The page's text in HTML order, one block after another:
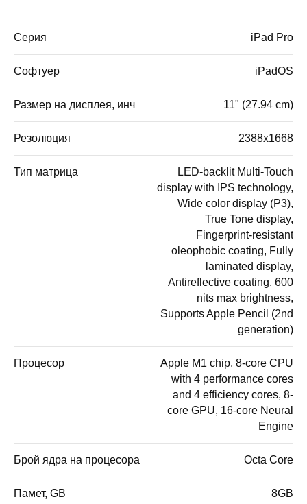
Серия iPad Pro
Софтуер iPadOS
Размер на дисплея, инч 11" (27.94 cm)
Резолюция 2388x1668
Тип матрица
LED-backlit Multi-Touch
display with IPS technology,
Wide color display (P3),
True Tone display,
Fingerprint-resistant
oleophobic coating, Fully
laminated display,
Antireflective coating, 600
nits max brightness,
Supports Apple Pencil (2nd
generation)
Процесор
Apple M1 chip, 8-core CPU
with 4 performance cores
and 4 efficiency cores, 8-
core GPU, 16-core Neural
Engine
Брой ядра на процесора Octa Core
Памет, GB 8GB